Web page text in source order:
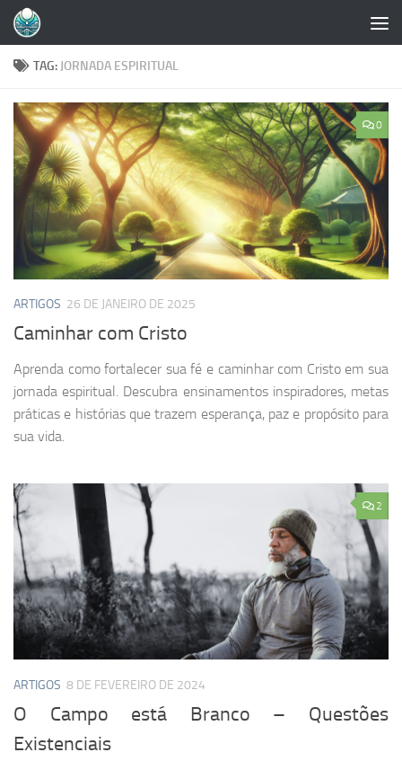
Skip to content
TAG: JORNADA ESPIRITUAL
0
ARTIGOS 26 DE JANEIRO DE 2025
Caminhar com Cristo
Aprenda como fortalecer sua fé e caminhar com Cristo em sua
jornada espiritual. Descubra ensinamentos inspiradores, metas
práticas e histórias que trazem esperança, paz e propósito para
sua vida.
2
ARTIGOS 8 DE FEVEREIRO DE 2024
O Campo está Branco – Questões
Existenciais